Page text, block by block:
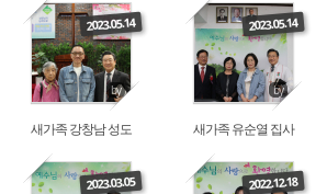
2023.05.14
by
Read More
새가족 강창남 성도
2023.05.14
by
Read More
새가족 유순열 집사
2023.03.05
Read More
2022.12.18
Read More